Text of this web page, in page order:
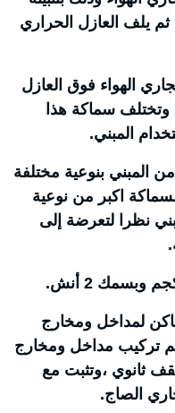
ثم يلف العازل الحراري
الهواء فوق العازل
وتختلف سماكة هذا
المبني.
المبني بنوعية مختلفة
اكبر من نوعية
نظرا لتعرضة إلى
لمداخل ومخارج
تركيب مداخل ومخارج
ثانوي ،وتثبت مع
الصاج.